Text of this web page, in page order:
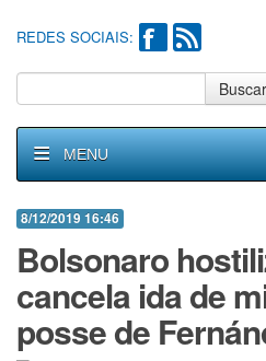
REDES SOCIAIS:
Buscar
MENU
8/12/2019 16:46
Bolsonaro
cancela ida de
posse de